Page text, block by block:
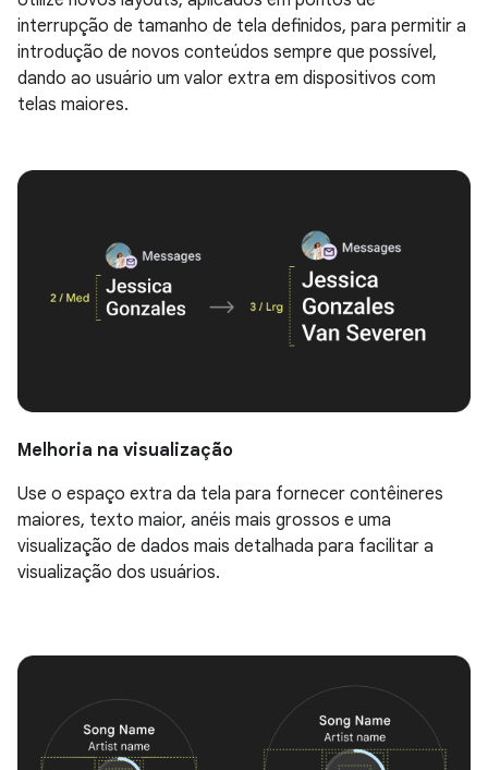
interrupção de tamanho de tela definidos, para permitir a
introdução de novos conteúdos sempre que possível,
dando ao usuário um valor extra em dispositivos com
telas maiores.
Melhoria na visualização
Use o espaço extra da tela para fornecer contêineres
maiores, texto maior, anéis mais grossos e uma
visualização de dados mais detalhada para facilitar a
visualização dos usuários.